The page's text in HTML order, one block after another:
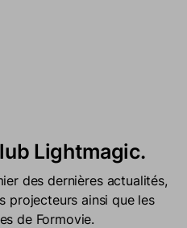
fenêtre.fenêtre.
Lightmagic.
des dernières actualités,
projecteurs ainsi que les
de Formovie.